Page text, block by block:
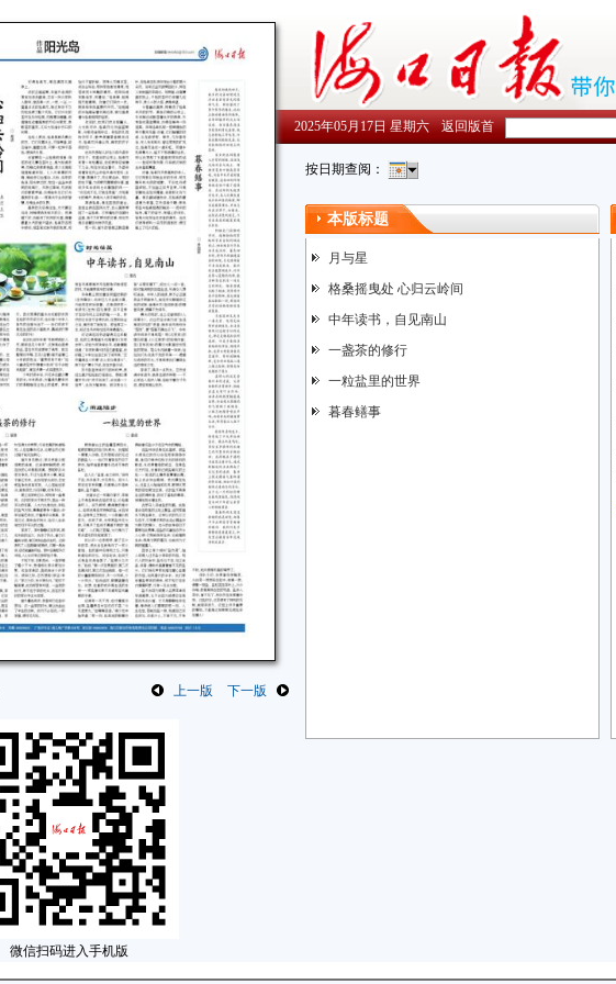
2025年05月17日 星期六 返回版首
上一版 下一版
微信扫码进入手机版
按日期查阅：
本版标题
月与星
格桑摇曳处 心归云岭间
中年读书，自见南山
一盏茶的修行
一粒盐里的世界
暮春鳝事